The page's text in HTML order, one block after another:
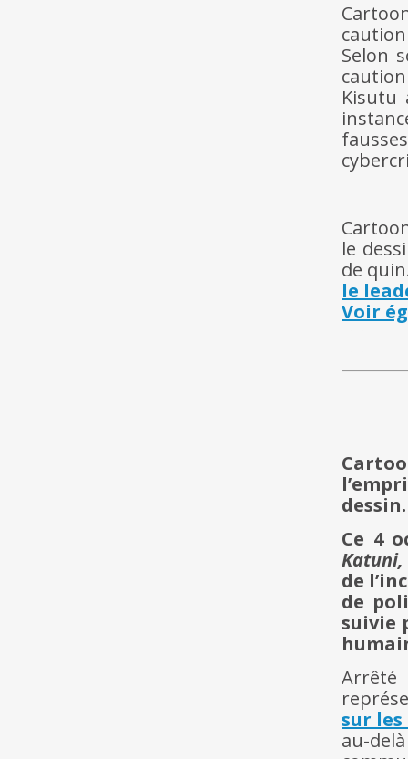
Selon
Kisutu
le
de
le
Voir
dessin.
Ce 4
Katuni,
de
de
suivie
sur les
au-